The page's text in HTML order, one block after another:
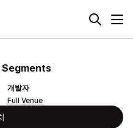
개발자
Full Venue